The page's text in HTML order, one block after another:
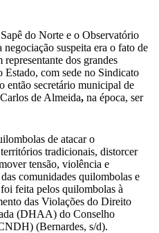
do Norte e o Observatório
suspeita era o fato de
dos grandes
Estado, com sede no Sindicato
então secretário municipal de
de Almeida, na época, ser
de atacar o
tradicionais, distorcer
tensão, violência e
comunidades quilombolas e
feita pelos quilombolas à
das Violações do Direito
(DHAA) do Conselho
(Bernardes, s/d).